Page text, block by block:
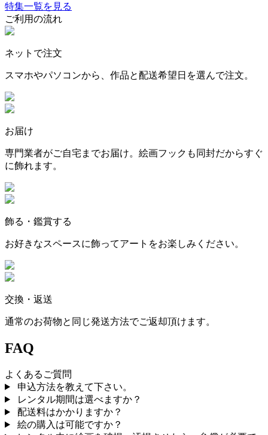
特集一覧を見る
ご利用の流れ
ネットで注文
スマホやパソコンから、作品と配送希望日を選んで注文。
お届け
専門業者がご自宅までお届け。絵画フックも同封だからすぐ
に飾れます。
飾る・鑑賞する
お好きなスペースに飾ってアートをお楽しみください。
交換・返送
通常のお荷物と同じ発送方法でご返却頂けます。
FAQ
よくあるご質問
申込方法を教えて下さい。
レンタル期間は選べますか？
配送料はかかりますか？
絵の購入は可能ですか？